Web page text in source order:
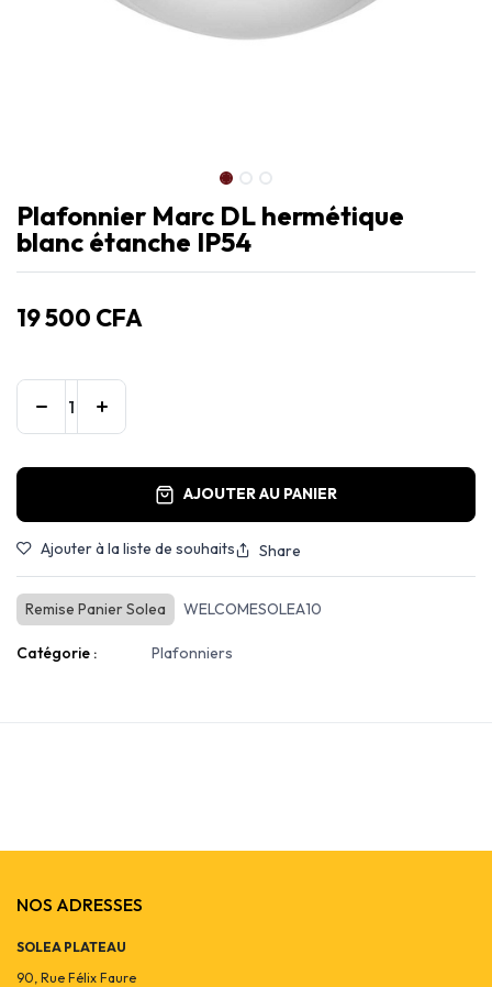
Plafonnier Marc DL hermétique
blanc étanche IP54
19 500 CFA
AJOUTER AU PANIER
Ajouter à la liste de souhaits Share
Remise Panier Solea WELCOMESOLEA10
Catégorie : Plafonniers
NOS ADRESSES
SOLEA PLATEAU
90, Rue Félix Faure